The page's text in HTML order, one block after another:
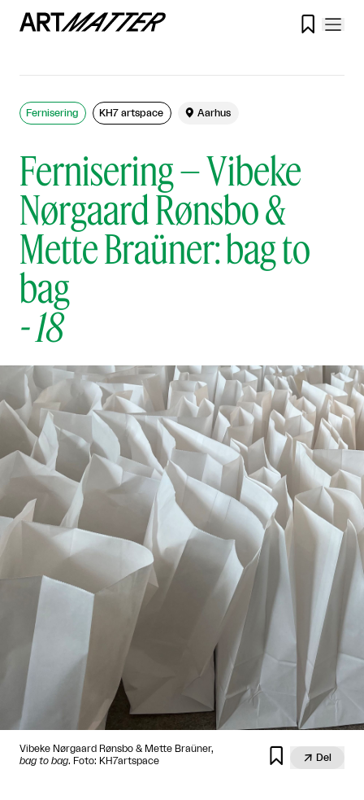

Fernisering – Vibeke
Nørgaard Rønsbo &
Mette Braüner: bag to
bag
-18
Fernisering KH7 artspace  Aarhus
Vibeke Nørgaard Rønsbo & Mette Braüner,
bag to bag. Foto: KH7artspace   Del